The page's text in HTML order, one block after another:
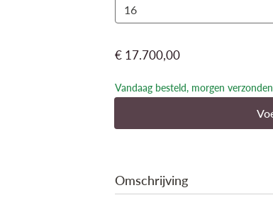
16
€ 17.700,00
Vandaag besteld, morgen verzonden
Omschrijving